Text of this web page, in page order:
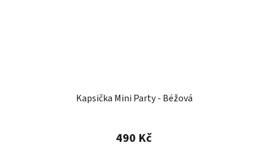
Kapsička Mini Party - Béžová
490 Kč